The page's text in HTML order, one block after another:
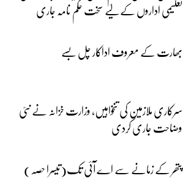
تعلیمی اداروں کے لیے سخت حکم نامہ جاری
بھارت کے معروف اداکار چل بسے
سرکاری ملازمین کی تنخواہیں، وزارت خزانہ نے نئی
وضاحت جاری کردی
پتھر کے زمانے سے اے آئی تک(تیسرا حصہ)